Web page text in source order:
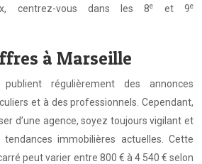
centrez-vous dans les 8e et 9e
à Marseille
publient régulièrement des annonces
et à des professionnels. Cependant,
d’une agence, soyez toujours vigilant et
immobilières actuelles. Cette
peut varier entre 800 € à 4 540 € selon